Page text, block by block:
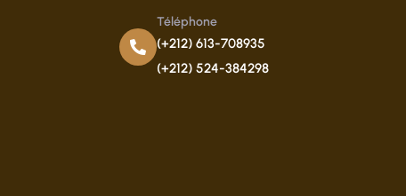
Téléphone
(+212) 613-708935
(+212) 524-384298